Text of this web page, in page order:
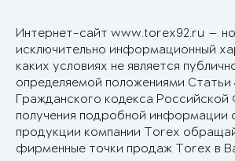
Интернет-сайт www.torex92.ru —
исключительно информационный
каких условиях не является
определяемой положениями Статьи
Гражданского кодекса Российской
получения подробной информации
продукции компании Torex
фирменные точки продаж Torex в